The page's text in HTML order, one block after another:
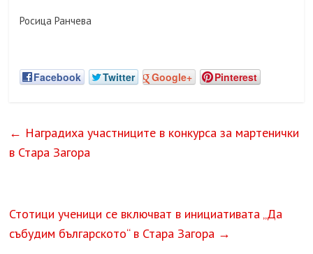
Росица Ранчева
Facebook Twitter Google+ Pinterest
← Наградиха участниците в конкурса за мартенички
в Стара Загора
Стотици ученици се включват в инициативата „Да
събудим българското“ в Стара Загора →